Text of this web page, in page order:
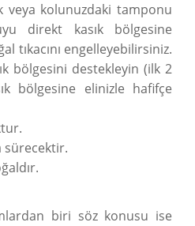
veya kolunuzdaki tamponu
direkt kasık bölgesine
tıkacını engelleyebilirsiniz.
bölgesini destekleyin (ilk 2
bölgesine elinizle hafifçe
sürecektir.
biri söz konusu ise